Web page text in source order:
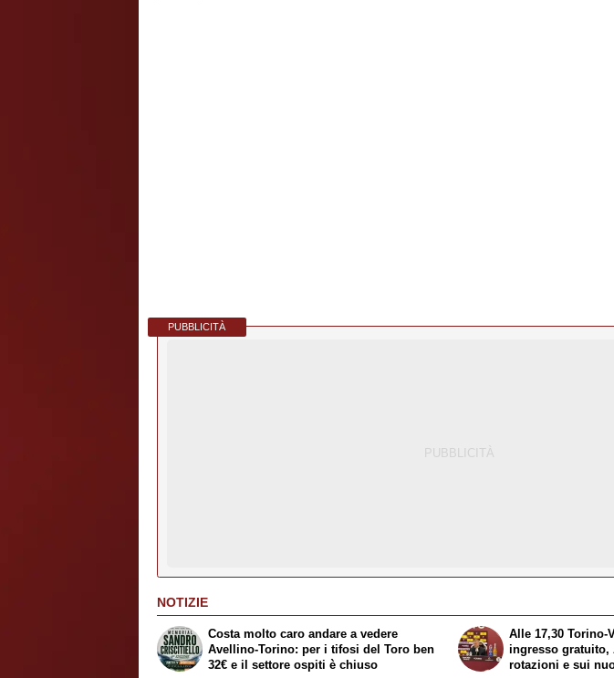
PUBBLICITÀ
NOTIZIE
Costa molto caro andare a vedere
Avellino-Torino: per i tifosi del Toro ben
32€ e il settore ospiti è chiuso
Alle 17,30 Torino-
ingresso gratuito,
rotazioni e sui